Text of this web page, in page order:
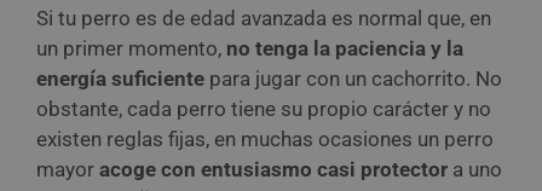
Si tu perro es de edad avanzada es normal que, en
un primer momento, no tenga la paciencia y la
energía suficiente para jugar con un cachorrito. No
obstante, cada perro tiene su propio carácter y no
existen reglas fijas, en muchas ocasiones un perro
mayor acoge con entusiasmo casi protector a uno